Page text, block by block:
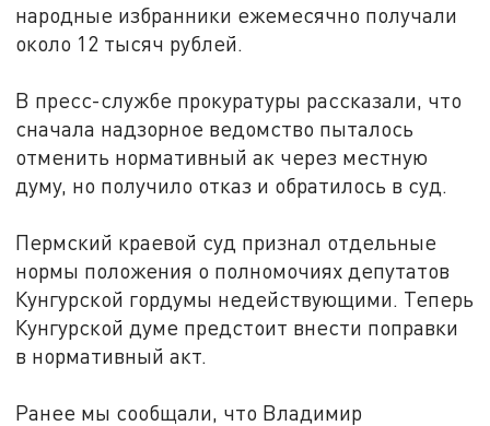
народные избранники ежемесячно получали
около 12 тысяч рублей.
В пресс-службе прокуратуры рассказали, что
сначала надзорное ведомство пыталось
отменить нормативный ак через местную
думу, но получило отказ и обратилось в суд.
Пермский краевой суд признал отдельные
нормы положения о полномочиях депутатов
Кунгурской гордумы недействующими. Теперь
Кунгурской думе предстоит внести поправки
в нормативный акт.
Ранее мы сообщали, что Владимир